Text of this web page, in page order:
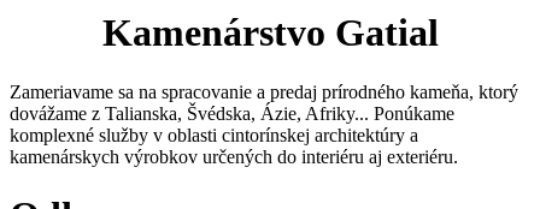
Kamenárstvo Gatial
Zameriavame sa na spracovanie a predaj prírodného kameňa, ktorý
dovážame z Talianska, Švédska, Ázie, Afriky... Ponúkame
komplexné služby v oblasti cintorínskej architektúry a
kamenárskych výrobkov určených do interiéru aj exteriéru.